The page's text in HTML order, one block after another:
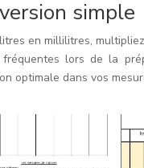
simple
en millilitres,
lors de la
optimale dans vos